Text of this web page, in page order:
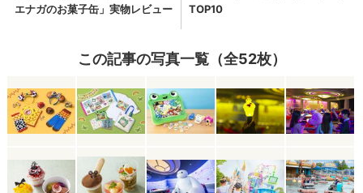
この記事の写真一覧（全52枚）